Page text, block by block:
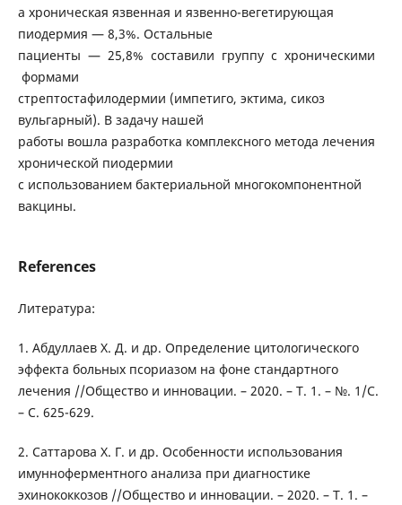
а хроническая язвенная и язвенно-вегетирующая
пиодермия — 8,3%. Остальные
пациенты — 25,8% составили группу с хроническими
формами
стрептостафилодермии (импетиго, эктима, сикоз
вульгарный). В задачу нашей
работы вошла разработка комплексного метода лечения
хронической пиодермии
с использованием бактериальной многокомпонентной
вакцины.
References
Литература:
1. Абдуллаев Х. Д. и др. Определение цитологического
эффекта больных псориазом на фоне стандартного
лечения //Общество и инновации. – 2020. – Т. 1. – №. 1/С.
– С. 625-629.
2. Саттарова Х. Г. и др. Особенности использования
имунноферментного анализа при диагностике
эхинококкозов //Общество и инновации. – 2020. – Т. 1. –